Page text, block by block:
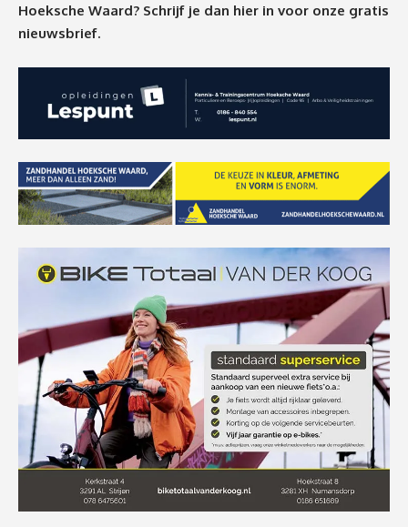
Hoeksche Waard? Schrijf je dan hier in voor onze gratis
nieuwsbrief.